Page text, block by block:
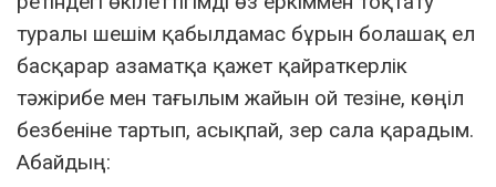
туралы шешім қабылдамас бұрын болашақ ел
басқарар азаматқа қажет қайраткерлік
тәжірибе мен тағылым жайын ой тезіне, көңіл
безбеніне тартып, асықпай, зер сала қарадым.
Абайдың: